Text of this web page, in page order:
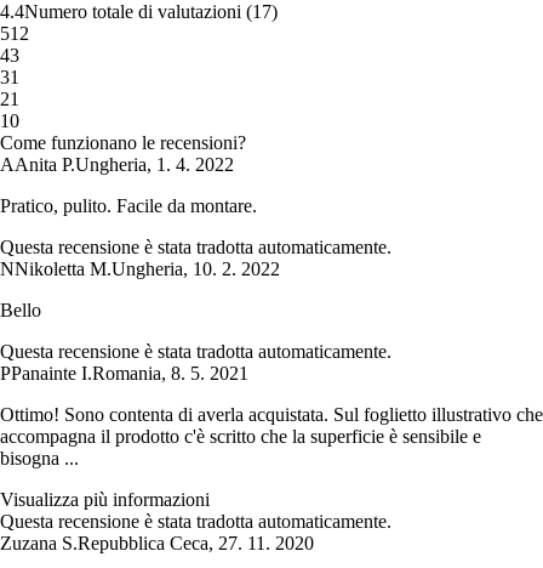
4.4Numero totale di valutazioni (17)
512
43
31
21
10
Come funzionano le recensioni?
AAnita P.Ungheria, 1. 4. 2022
Pratico, pulito. Facile da montare.
Questa recensione è stata tradotta automaticamente.
NNikoletta M.Ungheria, 10. 2. 2022
Bello
Questa recensione è stata tradotta automaticamente.
PPanainte I.Romania, 8. 5. 2021
Ottimo! Sono contenta di averla acquistata. Sul foglietto illustrativo che
accompagna il prodotto c'è scritto che la superficie è sensibile e
bisogna ...
Visualizza più informazioni
Questa recensione è stata tradotta automaticamente.
Zuzana S.Repubblica Ceca, 27. 11. 2020